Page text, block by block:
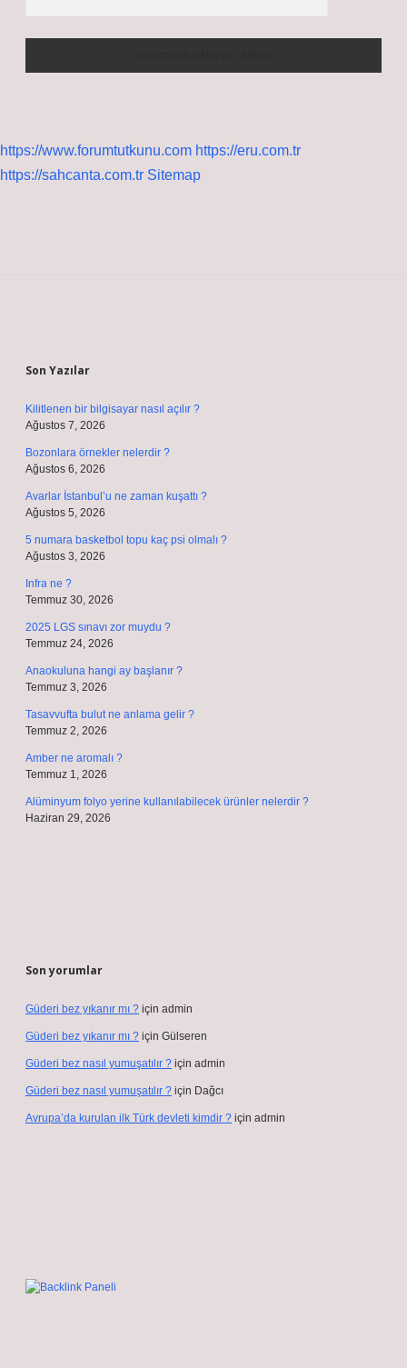
https://www.forumtutkunu.com https://eru.com.tr
https://sahcanta.com.tr Sitemap
Son Yazılar
Kilitlenen bir bilgisayar nasıl açılır ?
Ağustos 7, 2026
Bozonlara örnekler nelerdir ?
Ağustos 6, 2026
Avarlar İstanbul’u ne zaman kuşattı ?
Ağustos 5, 2026
5 numara basketbol topu kaç psi olmalı ?
Ağustos 3, 2026
Infra ne ?
Temmuz 30, 2026
2025 LGS sınavı zor muydu ?
Temmuz 24, 2026
Anaokuluna hangi ay başlanır ?
Temmuz 3, 2026
Tasavvufta bulut ne anlama gelir ?
Temmuz 2, 2026
Amber ne aromalı ?
Temmuz 1, 2026
Alüminyum folyo yerine kullanılabilecek ürünler nelerdir ?
Haziran 29, 2026
Son yorumlar
Güderi bez yıkanır mı ? için admin
Güderi bez yıkanır mı ? için Gülseren
Güderi bez nasıl yumuşatılır ? için admin
Güderi bez nasıl yumuşatılır ? için Dağcı
Avrupa’da kurulan ilk Türk devleti kimdir ? için admin